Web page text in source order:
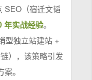
SEO（宿迁文韬
年实战经验。
型独立站建站 +
），该策略引发
。